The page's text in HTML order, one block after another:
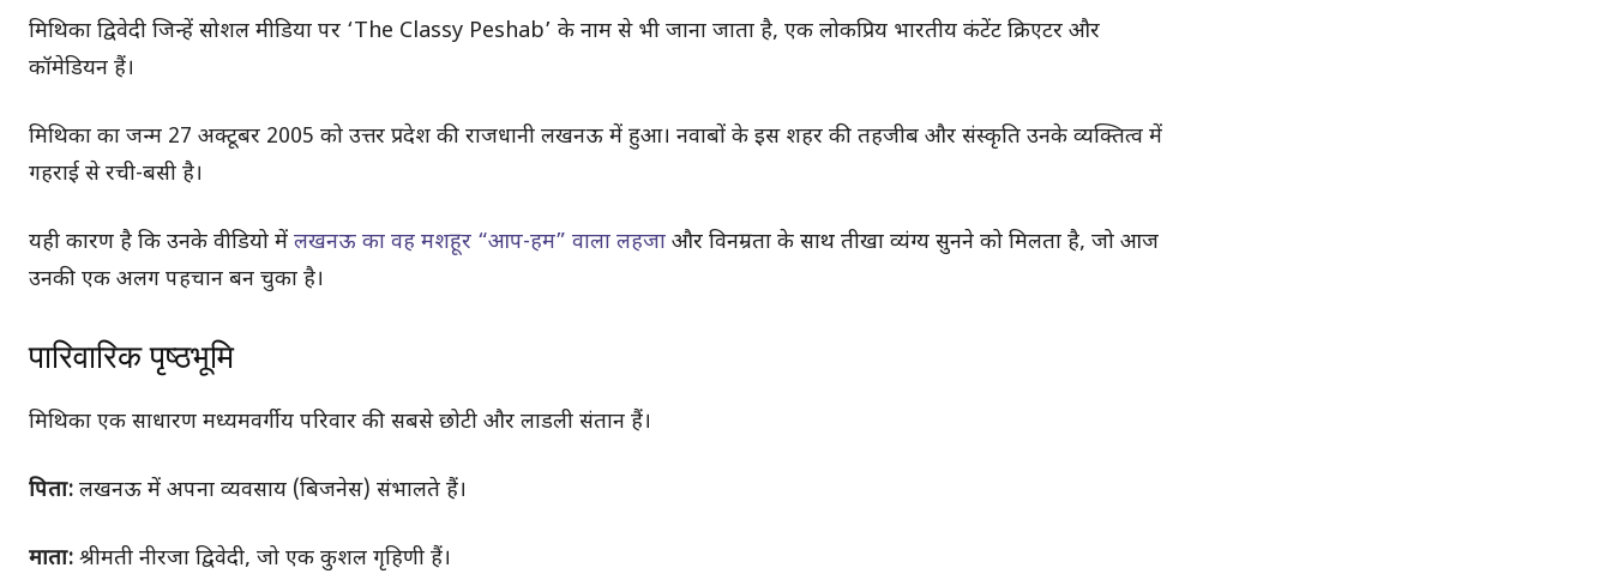
मिथिका द्विवेदी जिन्हें सोशल मीडिया पर ‘The Classy Peshab’ के नाम से भी जाना जाता है, एक लोकप्रिय भारतीय कंटेंट क्रिएटर और
कॉमेडियन हैं।
मिथिका का जन्म 27 अक्टूबर 2005 को उत्तर प्रदेश की राजधानी लखनऊ में हुआ। नवाबों के इस शहर की तहजीब और संस्कृति उनके व्यक्तित्व में
गहराई से रची-बसी है।
यही कारण है कि उनके वीडियो में लखनऊ का वह मशहूर “आप-हम” वाला लहजा और विनम्रता के साथ तीखा व्यंग्य सुनने को मिलता है, जो आज
उनकी एक अलग पहचान बन चुका है।
पारिवारिक पृष्ठभूमि
मिथिका एक साधारण मध्यमवर्गीय परिवार की सबसे छोटी और लाडली संतान हैं।
पिता: लखनऊ में अपना व्यवसाय (बिजनेस) संभालते हैं।
माता: श्रीमती नीरजा द्विवेदी, जो एक कुशल गृहिणी हैं।